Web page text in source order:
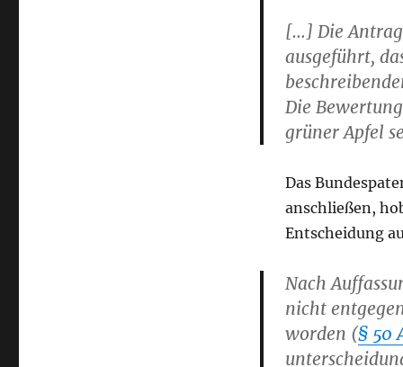
[…] Die
ausgeführt,
Die
grüner Apfel
Das
anschließen,
Entscheidung
Nach
nicht
worden (§ 50